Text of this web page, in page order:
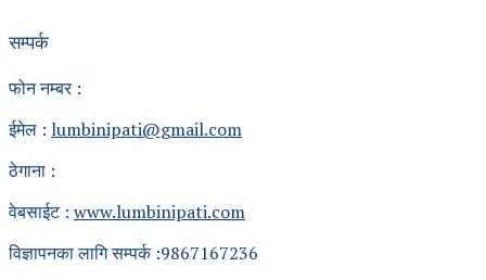
सम्पर्क
फोन नम्बर :
ईमेल : lumbinipati@gmail.com
ठेगाना :
वेबसाईट : www.lumbinipati.com
विज्ञापनका लागि सम्पर्क :9867167236